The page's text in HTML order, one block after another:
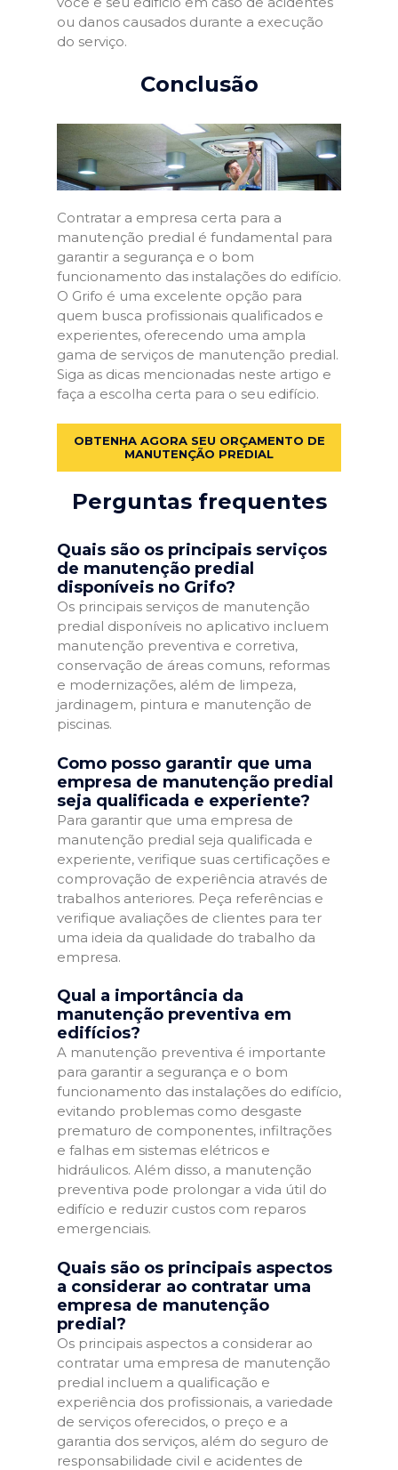
ou danos causados durante a execução
do serviço.
Conclusão
Contratar a empresa certa para a
manutenção predial é fundamental para
garantir a segurança e o bom
funcionamento das instalações do edifício.
O Grifo é uma excelente opção para
quem busca profissionais qualificados e
experientes, oferecendo uma ampla
gama de serviços de manutenção predial.
Siga as dicas mencionadas neste artigo e
faça a escolha certa para o seu edifício.
OBTENHA AGORA SEU ORÇAMENTO DE
MANUTENÇÃO PREDIAL
Perguntas frequentes
Quais são os principais serviços
de manutenção predial
disponíveis no Grifo?
Os principais serviços de manutenção
predial disponíveis no aplicativo incluem
manutenção preventiva e corretiva,
conservação de áreas comuns, reformas
e modernizações, além de limpeza,
jardinagem, pintura e manutenção de
piscinas.
Como posso garantir que uma
empresa de manutenção predial
seja qualificada e experiente?
Para garantir que uma empresa de
manutenção predial seja qualificada e
experiente, verifique suas certificações e
comprovação de experiência através de
trabalhos anteriores. Peça referências e
verifique avaliações de clientes para ter
uma ideia da qualidade do trabalho da
empresa.
Qual a importância da
manutenção preventiva em
edifícios?
A manutenção preventiva é importante
para garantir a segurança e o bom
funcionamento das instalações do edifício,
evitando problemas como desgaste
prematuro de componentes, infiltrações
e falhas em sistemas elétricos e
hidráulicos. Além disso, a manutenção
preventiva pode prolongar a vida útil do
edifício e reduzir custos com reparos
emergenciais.
Quais são os principais aspectos
a considerar ao contratar uma
empresa de manutenção
predial?
Os principais aspectos a considerar ao
contratar uma empresa de manutenção
predial incluem a qualificação e
experiência dos profissionais, a variedade
de serviços oferecidos, o preço e a
garantia dos serviços, além do seguro de
responsabilidade civil e acidentes de